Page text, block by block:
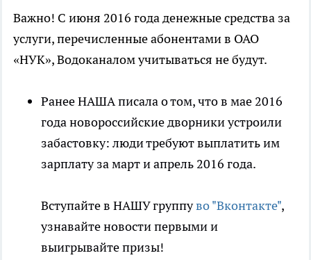
Важно! С июня 2016 года денежные средства за
услуги, перечисленные абонентами в ОАО
«НУК», Водоканалом учитываться не будут.
Ранее НАША писала о том, что в мае 2016
года новороссийские дворники устроили
забастовку: люди требуют выплатить им
зарплату за март и апрель 2016 года.
Вступайте в НАШУ группуво "Вконтакте",
узнавайте новости первыми и
выигрывайте призы!